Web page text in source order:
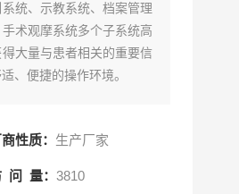
统、示教系统、档案管理
术观摩系统多个子系统高
大量与患者相关的重要信
、便捷的操作环境。
管理、录制存储和点播发
性质： 生产厂家
问 量：3810